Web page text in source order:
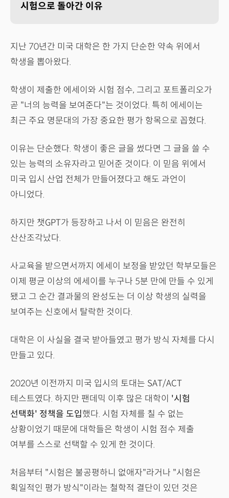
시험으로 돌아간 이유
지난 70년간 미국 대학은 한 가지 단순한 약속 위에서
학생을 뽑아왔다.
학생이 제출한 에세이와 시험 점수, 그리고 포트폴리오가
곧 "너의 능력을 보여준다"는 것이었다. 특히 에세이는
최근 주요 명문대의 가장 중요한 평가 항목으로 꼽혔다.
이유는 단순했다. 학생이 좋은 글을 썼다면 그 글을 쓸 수
있는 능력의 소유자라고 믿어준 것이다. 이 믿음 위에서
미국 입시 산업 전체가 만들어졌다고 해도 과언이
아니었다.
하지만 챗GPT가 등장하고 나서 이 믿음은 완전히
산산조각났다.
사교육을 받으면서까지 에세이 보정을 받았던 학부모들은
이제 평균 이상의 에세이를 누구나 5분 만에 만들 수 있게
됐고 그 순간 결과물의 완성도는 더 이상 학생의 실력을
보여주는 신호에서 탈락한 것이다.
대학은 이 사실을 결국 받아들였고 평가 방식 자체를 다시
만들고 있다.
2020년 이전까지 미국 입시의 토대는 SAT/ACT
테스트였다. 하지만 팬데믹 이후 많은 대학이 '시험
선택화' 정책을 도입했다. 시험 자체를 칠 수 없는
상황이었기 때문에 대학들은 학생이 시험 점수 제출
여부를 스스로 선택할 수 있게 한 것이다.
처음부터 "시험은 불공평하니 없애자"라거나 "시험은
획일적인 평가 방식"이라는 철학적 결단이 있던 것은